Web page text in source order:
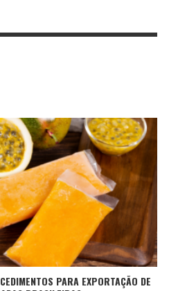
PARA EXPORTAÇÃO DE